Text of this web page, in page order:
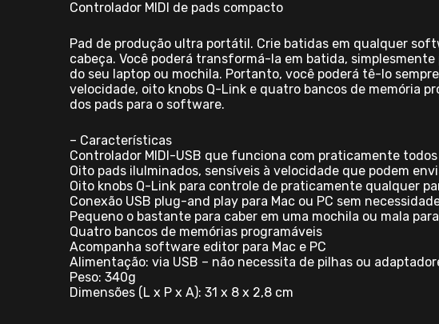
Controlador MIDI de pads compacto
Pad de produção ultra portátil. Crie batidas em qualquer
cabeça. Você poderá transformá-la em batida,
do seu laptop ou mochila. Portanto, você poderá tê-lo
velocidade, oito knobs Q-Link e quatro bancos de memória
dos pads para o software.
– Características
Controlador MIDI-USB que funciona com praticamente
Oito pads ilulminados, sensíveis à velocidade que podem
Oito knobs Q-Link para controle de praticamente qualquer
Conexão USB plug-and play para Mac ou PC sem
Pequeno o bastante para caber em uma mochila ou mala
Quatro bancos de memórias programáveis
Acompanha software editor para Mac e PC
Alimentação: via USB – não necessita de pilhas ou
Peso: 340g
Dimensões (L x P x A): 31 x 8 x 2,8 cm